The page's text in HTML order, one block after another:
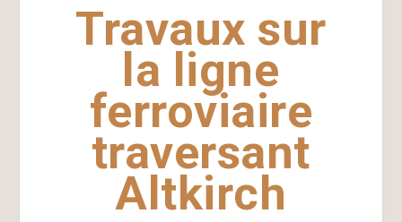
Travaux sur
la ligne
ferroviaire
traversant
Altkirch